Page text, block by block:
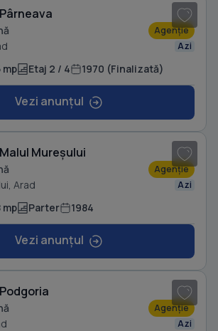
Agenție
Azi
mp Etaj 2 / 4 1970 (Finalizată)
Vezi anunțul
Mureșului
Agenție
Arad Azi
mp Parter 1984
Vezi anunțul
Agenție
Azi